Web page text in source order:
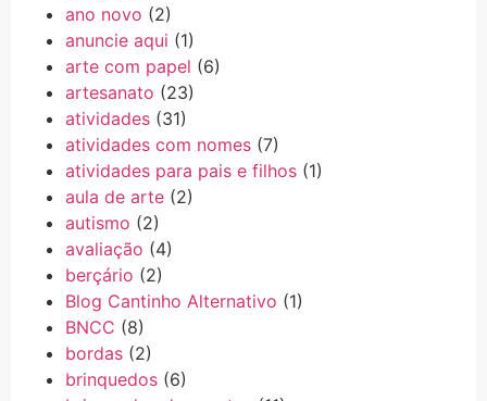
ano novo (2)
anuncie aqui (1)
arte com papel (6)
artesanato (23)
atividades (31)
atividades com nomes (7)
atividades para pais e filhos (1)
aula de arte (2)
autismo (2)
avaliação (4)
berçário (2)
Blog Cantinho Alternativo (1)
BNCC (8)
bordas (2)
brinquedos (6)